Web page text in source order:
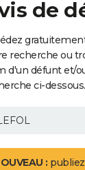
de
recherche ou
d'un défunt et/
ci-dessous.
: